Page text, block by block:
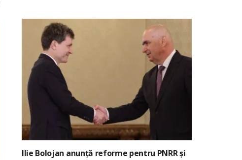
Ilie Bolojan anunță reforme pentru PNRR și